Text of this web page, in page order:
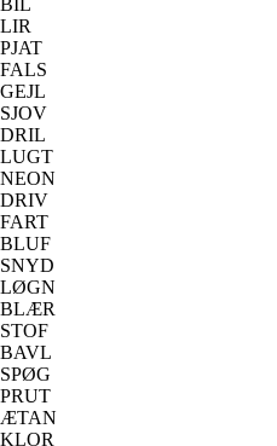
LIR
PJAT
FALS
GEJL
SJOV
DRIL
LUGT
NEON
DRIV
FART
BLUF
SNYD
LØGN
BLÆR
STOF
BAVL
SPØG
PRUT
ÆTAN
KLOR